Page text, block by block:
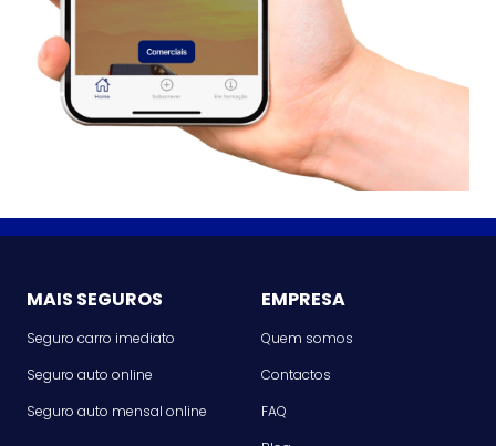
MAIS SEGUROS
Seguro carro imediato
Seguro auto online
Seguro auto mensal online
EMPRESA
Quem somos
Contactos
FAQ